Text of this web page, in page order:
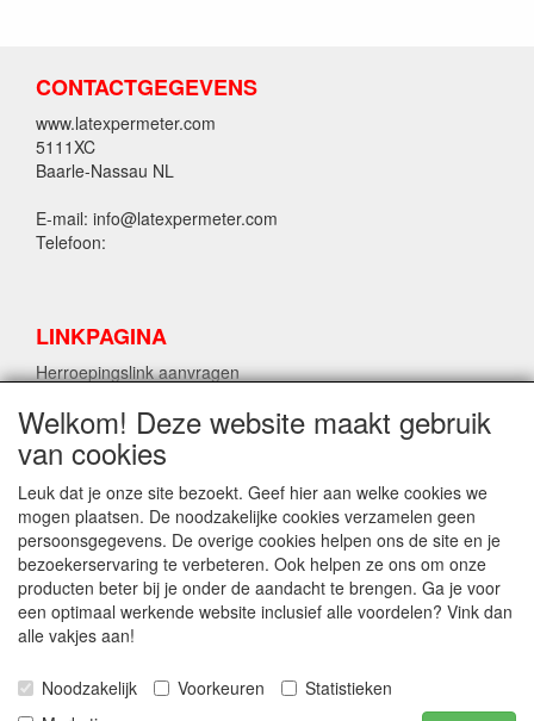
CONTACTGEGEVENS
www.latexpermeter.com
5111XC
Baarle-Nassau NL
E-mail: info@latexpermeter.com
Telefoon:
LINKPAGINA
Herroepingslink aanvragen
LPM LATEX INFORMATIE
Herroepingslink aanvragen
ALG. INFO
Verzending en algemene voorwaarden
Contact
Disclaimer
Latex data sheet
Welkom! Deze website maakt gebruik
van cookies
Leuk dat je onze site bezoekt. Geef hier aan welke cookies we
mogen plaatsen. De noodzakelijke cookies verzamelen geen
persoonsgegevens. De overige cookies helpen ons de site en je
bezoekerservaring te verbeteren. Ook helpen ze ons om onze
producten beter bij je onder de aandacht te brengen. Ga je voor
een optimaal werkende website inclusief alle voordelen? Vink dan
alle vakjes aan!
Noodzakelijk Voorkeuren
Statistieken